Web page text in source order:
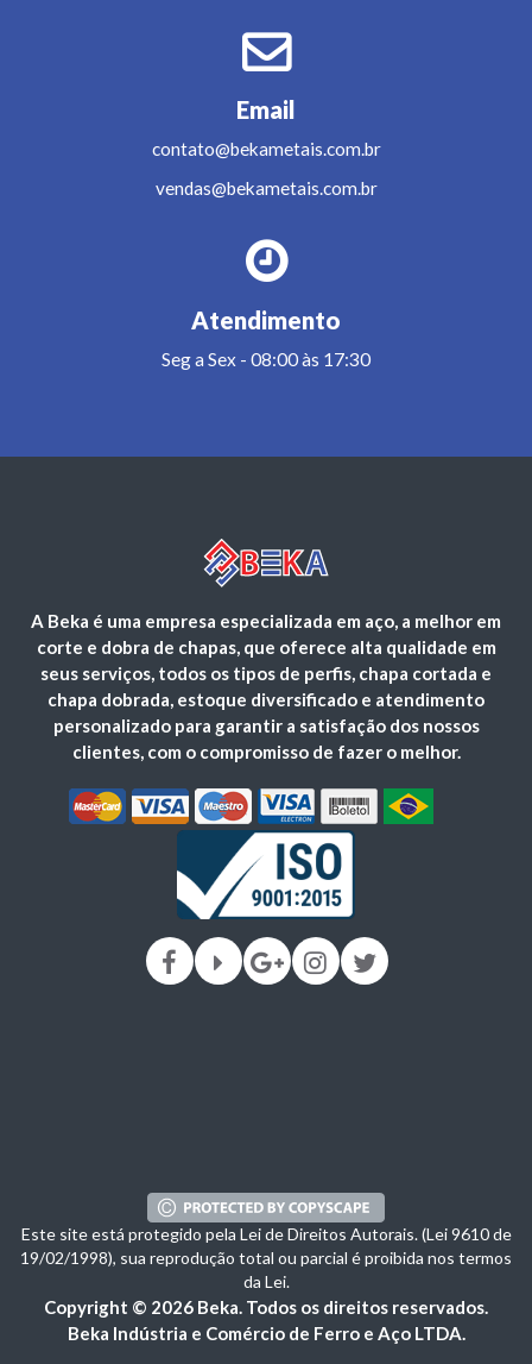
Email
contato@bekametais.com.br
vendas@bekametais.com.br
Atendimento
Seg a Sex - 08:00 às 17:30
A Beka é uma empresa especializada em aço, a melhor em
corte e dobra de chapas, que oferece alta qualidade em
seus serviços, todos os tipos de perfis, chapa cortada e
chapa dobrada, estoque diversificado e atendimento
personalizado para garantir a satisfação dos nossos
clientes, com o compromisso de fazer o melhor.
Este site está protegido pela Lei de Direitos Autorais. (Lei 9610 de
19/02/1998), sua reprodução total ou parcial é proibida nos termos
da Lei.
Copyright © 2026 Beka. Todos os direitos reservados.
Beka Indústria e Comércio de Ferro e Aço LTDA.